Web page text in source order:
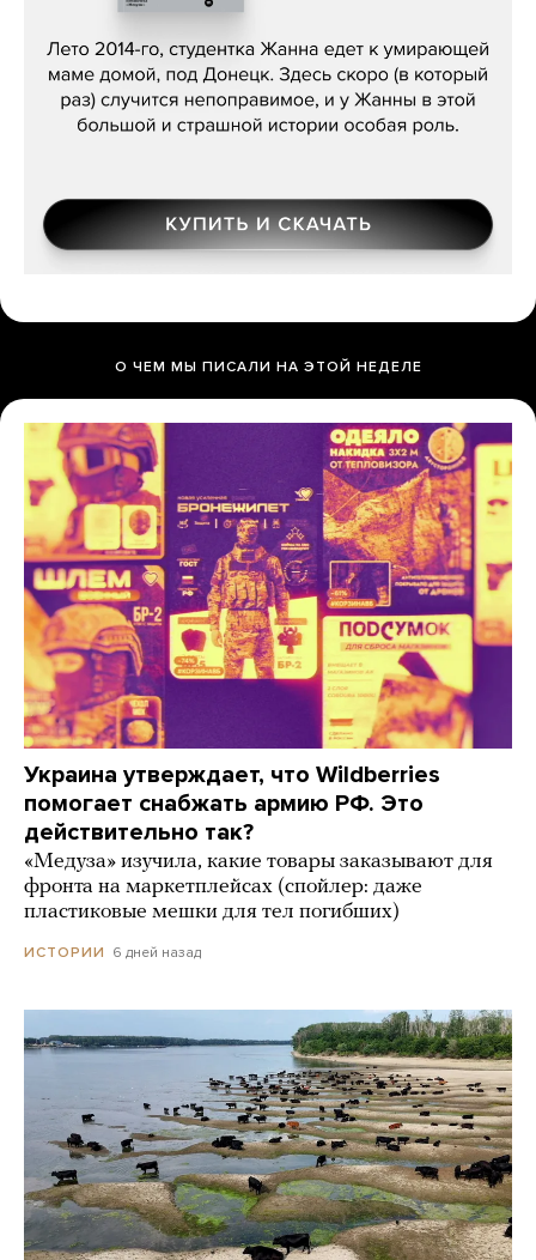
Сергей Лебедев, «Белая дама»
О ЧЕМ МЫ ПИСАЛИ НА ЭТОЙ НЕДЕЛЕ
Украина утверждает, что Wildberries
помогает снабжать армию РФ. Это
действительно так?
«Медуза» изучила, какие товары заказывают для
фронта на маркетплейсах (спойлер: даже
пластиковые мешки для тел погибших)
ИСТОРИИ 6 дней назад